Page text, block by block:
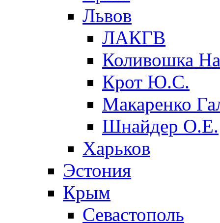
Львов
ЛАКГВ
Коливошка
Крот Ю.С.
Макаренко
Шнайдер О.Е.
Харьков
Эстония
Крым
Севастополь